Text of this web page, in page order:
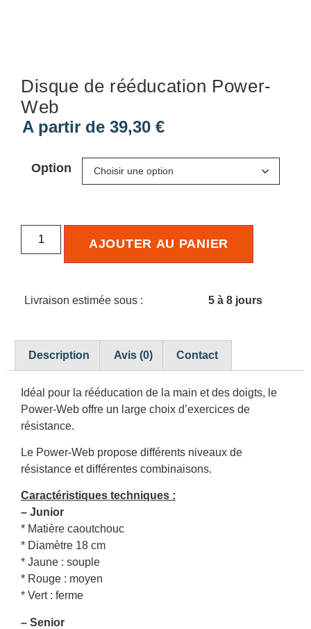
Disque de rééducation Power-
Web
A partir de 39,30 €
Option
AJOUTER AU PANIER
Livraison estimée sous : 5 à 8 jours
Description Avis (0) Contact
Idéal pour la rééducation de la main et des doigts, le
Power-Web offre un large choix d’exercices de
résistance.
Le Power-Web propose différents niveaux de
résistance et différentes combinaisons.
Caractéristiques techniques :
– Junior
* Matière caoutchouc
* Diamètre 18 cm
* Jaune : souple
* Rouge : moyen
* Vert : ferme
– Senior